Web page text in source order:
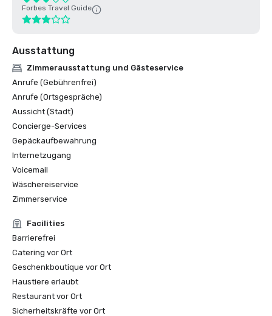
Forbes Travel Guide
Ausstattung
Zimmerausstattung und Gästeservice
Anrufe (Gebührenfrei)
Anrufe (Ortsgespräche)
Aussicht (Stadt)
Concierge-Services
Gepäckaufbewahrung
Internetzugang
Voicemail
Wäschereiservice
Zimmerservice
Facilities
Barrierefrei
Catering vor Ort
Geschenkboutique vor Ort
Haustiere erlaubt
Restaurant vor Ort
Sicherheitskräfte vor Ort